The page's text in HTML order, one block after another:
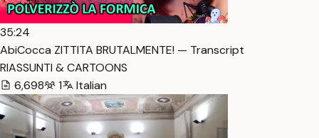
35:24
AbiCocca ZITTITA BRUTALMENTE! — Transcript
RIASSUNTI & CARTOONS
6,698
1 Italian